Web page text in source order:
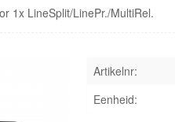
1x LineSplit/LinePr./MultiRel.
Artikelnr:
Eenheid: